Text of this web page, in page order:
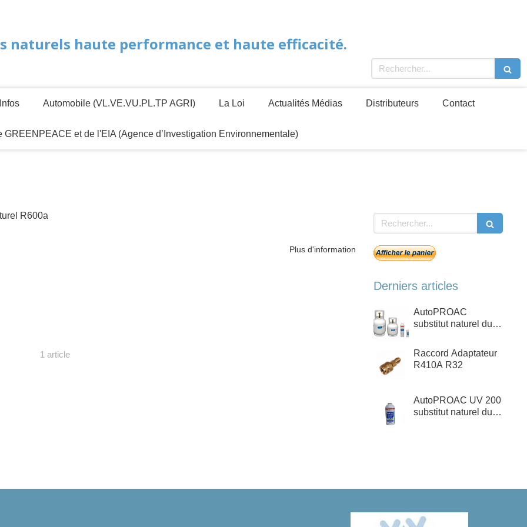
naturels haute performance et haute efficacité.
Rechercher
Infos Automobile (VL.VE.VU.PL.TP AGRI) La Loi Actualités Médias Distributeurs Contact
GREENPEACE et de l'EIA (Agence d’Investigation Environnementale)
R600a
Plus d'information
1 article
Rechercher
Derniers articles
AutoPROAC
substitut naturel du
R12
Raccord Adaptateur
R410A R32
AutoPROAC UV 200
substitut naturel du